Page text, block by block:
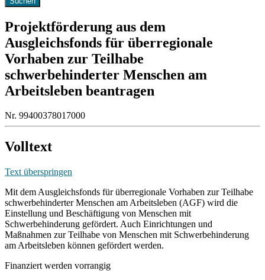
Projektförderung aus dem
Ausgleichsfonds für überregionale
Vorhaben zur Teilhabe
schwerbehinderter Menschen am
Arbeitsleben beantragen
Nr. 99400378017000
Volltext
Text überspringen
Mit dem Ausgleichsfonds für überregionale Vorhaben zur Teilhabe
schwerbehinderter Menschen am Arbeitsleben (AGF) wird die
Einstellung und Beschäftigung von Menschen mit
Schwerbehinderung gefördert. Auch Einrichtungen und
Maßnahmen zur Teilhabe von Menschen mit Schwerbehinderung
am Arbeitsleben können gefördert werden.
Finanziert werden vorrangig